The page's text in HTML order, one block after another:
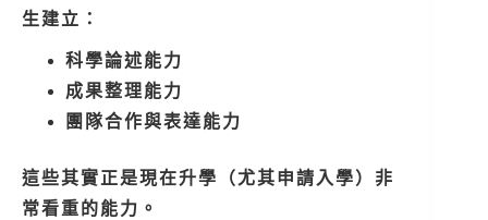
生建立：
科學論述能力
成果整理能力
團隊合作與表達能力
這些其實正是現在升學（尤其申請入學）非
常看重的能力。